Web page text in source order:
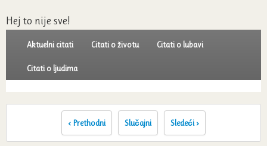
Hej to nije sve!
Aktuelni citati Citati o životu Citati o lubavi
Citati o ljudima
‹ Prethodni Slučajni Sledeći ›